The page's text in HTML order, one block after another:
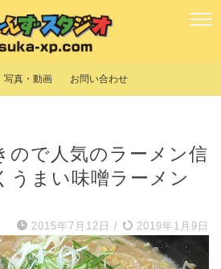
写真・動画 お問い合わせ
ので人気のラーメン信
うまい味噌ラーメン
2015年7月12日 / 2019年1月9日